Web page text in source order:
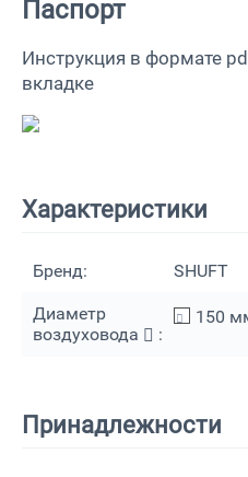
Паспорт
Инструкция в формате
вкладке
Характеристики
Бренд: SHUFT
Диаметр
воздуховода
:
150
Принадлежности